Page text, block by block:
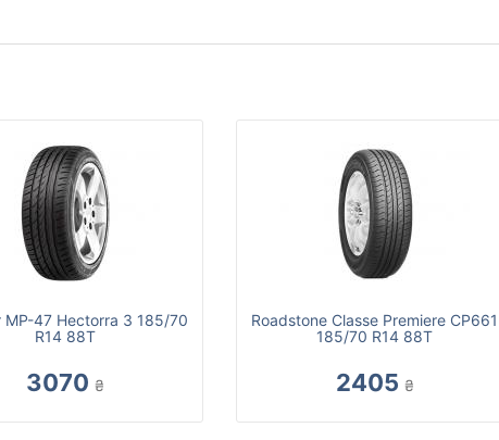
MP-47 Hectorra 3 185/70
R14 88T
3070 ₴
Roadstone Classe Premiere CP661
185/70 R14 88T
2405 ₴